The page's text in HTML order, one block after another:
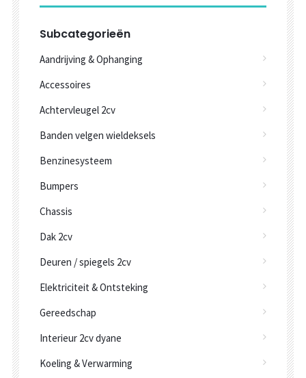
Subcategorieën
Aandrijving & Ophanging
Accessoires
Achtervleugel 2cv
Banden velgen wieldeksels
Benzinesysteem
Bumpers
Chassis
Dak 2cv
Deuren / spiegels 2cv
Elektriciteit & Ontsteking
Gereedschap
Interieur 2cv dyane
Koeling & Verwarming